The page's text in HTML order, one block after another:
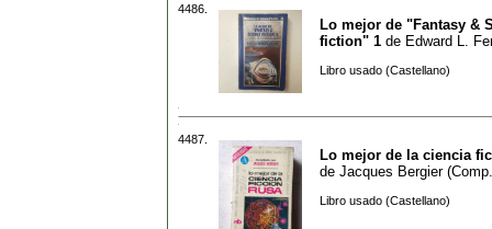
4486.
Lo mejor de "Fantasy &
fiction" 1 de Edward L.
Libro usado (Castellano)
4487.
Lo mejor de la ciencia
de Jacques Bergier
Libro usado (Castellano)